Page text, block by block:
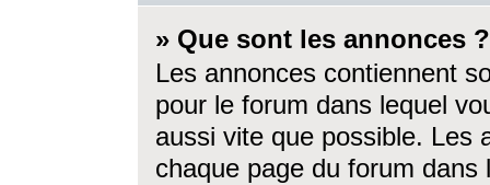
» Que sont les annonces ?
Les annonces contiennent
pour le forum dans lequel
aussi vite que possible. Les
chaque page du forum dans